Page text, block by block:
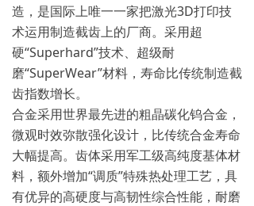
造，是国际上唯一一家把激光3D打印技
术运用制造截齿上的厂商。采用超
硬“Superhard”技术、超级耐
磨“SuperWear”材料，寿命比传统制造截
齿指数增长。
合金采用世界最先进的粗晶碳化钨合金，
微观时效弥散强化设计，比传统合金寿命
大幅提高。齿体采用军工级高纯度基体材
料，额外增加“调质”特殊热处理工艺，具
有优异的高硬度与高韧性综合性能，耐磨